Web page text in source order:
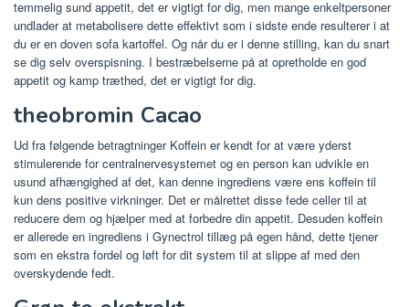
temmelig sund appetit, det er vigtigt for dig, men mange enkeltpersoner
undlader at metabolisere dette effektivt som i sidste ende resulterer i at
du er en doven sofa kartoffel. Og når du er i denne stilling, kan du snart
se dig selv overspisning. I bestræbelserne på at opretholde en god
appetit og kamp træthed, det er vigtigt for dig.
theobromin Cacao
Ud fra følgende betragtninger Koffein er kendt for at være yderst
stimulerende for centralnervesystemet og en person kan udvikle en
usund afhængighed af det, kan denne ingrediens være ens koffein til
kun dens positive virkninger. Det er målrettet disse fede celler til at
reducere dem og hjælper med at forbedre din appetit. Desuden koffein
er allerede en ingrediens i Gynectrol tillæg på egen hånd, dette tjener
som en ekstra fordel og løft for dit system til at slippe af med den
overskydende fedt.